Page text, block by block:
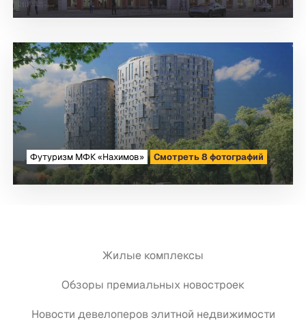
Футуризм МФК «Нахимов» Смотреть 8 фотографий
Жилые комплексы
Обзоры премиальных новостроек
Новости девелоперов элитной недвижимости